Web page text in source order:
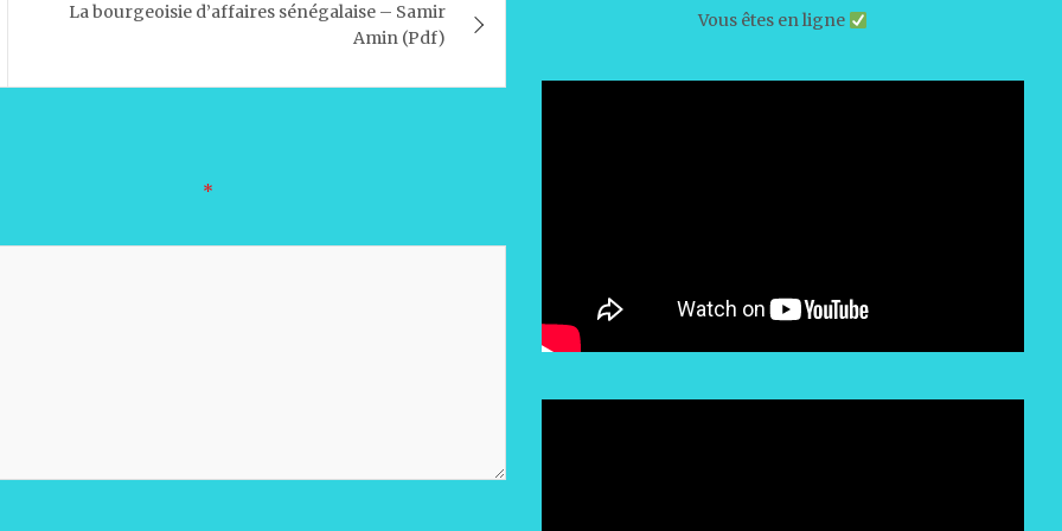
La bourgeoisie d’affaires sénégalaise – Samir
Amin (Pdf)
*
Vous êtes en ligne